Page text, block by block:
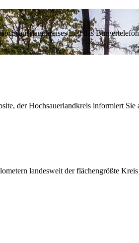
hilft das
der Hochsauerlandkreis informiert
landesweit der flächengrößte